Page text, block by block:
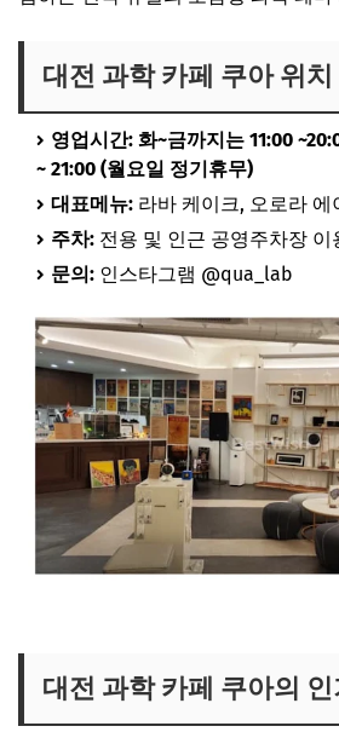
대전 과학 카페 쿠아 위
영업시간: 화~금까지는 11:00
~ 21:00 (월요일 정기휴무)
대표메뉴: 라바 케이크, 오로라 에
주차: 전용 및 인근 공영주차장 이
문의: 인스타그램 @qua_lab
대전 과학 카페 쿠아의